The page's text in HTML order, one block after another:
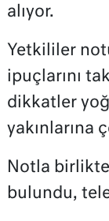
alıyor.
Yetkililer
ipuçlarını
dikkatler
yakınlarına
Notla
bulundu,